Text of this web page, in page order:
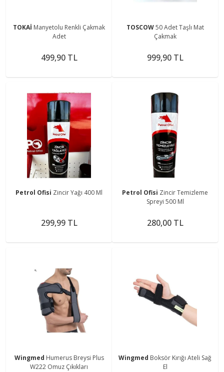
TOKAİ Manyetolu Renkli Çakmak
Adet
499,90 TL
TOSCOW50 Adet Taşlı Mat
Çakmak
999,90 TL
Petrol Ofisi Zincir Yağı 400 Ml
299,99 TL
Petrol Ofisi Zincir Temizleme
Spreyi 500 Ml
280,00 TL
Wingmed Humerus Breysi Plus
W222 Omuz Çıkıkları
Wingmed Boksör Kırığı Ateli Sağ
El